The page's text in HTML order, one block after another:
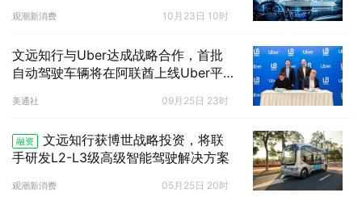
观潮新消费 10月23日 10时
文远知行与Uber达成战略合作，首批
自动驾驶车辆将在阿联酋上线Uber平
美通社 09月25日 23时
融资
文远知行获博世战略投资，将联
手研发L2-L3级高级智能驾驶解决方案
观潮新消费 05月25日 20时